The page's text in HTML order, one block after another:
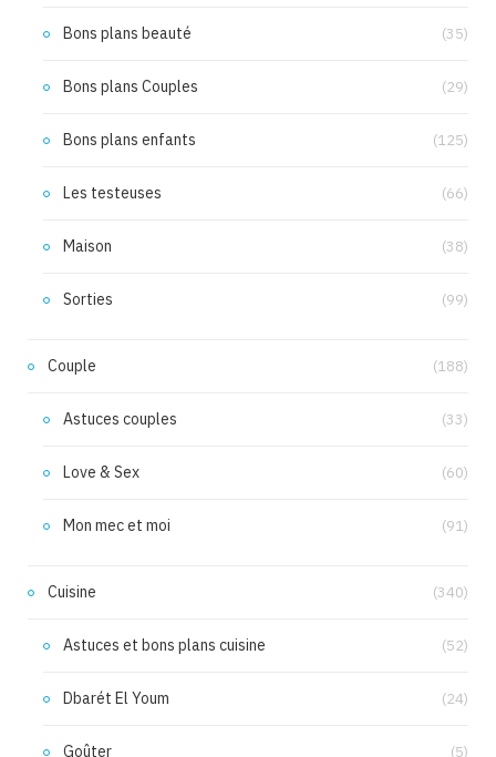
Bons plans beauté (35)
Bons plans Couples (29)
Bons plans enfants (125)
Les testeuses (66)
Maison (38)
Sorties (99)
Couple (188)
Astuces couples (33)
Love & Sex (60)
Mon mec et moi (91)
Cuisine (340)
Astuces et bons plans cuisine (52)
Dbarét El Youm (24)
Goûter (5)